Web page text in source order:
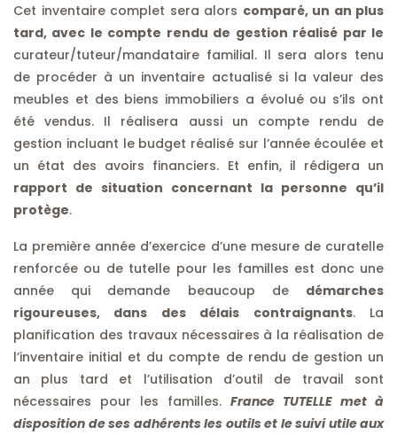
Cet inventaire complet sera alors comparé, un an plus
tard, avec le compte rendu de gestion réalisé par le
curateur/tuteur/mandataire familial. Il sera alors tenu
de procéder à un inventaire actualisé si la valeur des
meubles et des biens immobiliers a évolué ou s’ils ont
été vendus. Il réalisera aussi un compte rendu de
gestion incluant le budget réalisé sur l’année écoulée et
un état des avoirs financiers. Et enfin, il rédigera un
rapport de situation concernant la personne qu’il
protège.
La première année d’exercice d’une mesure de curatelle
renforcée ou de tutelle pour les familles est donc une
année qui demande beaucoup de démarches
rigoureuses, dans des délais contraignants. La
planification des travaux nécessaires à la réalisation de
l’inventaire initial et du compte de rendu de gestion un
an plus tard et l’utilisation d’outil de travail sont
nécessaires pour les familles. France TUTELLE met à
disposition de ses adhérents les outils et le suivi utile aux